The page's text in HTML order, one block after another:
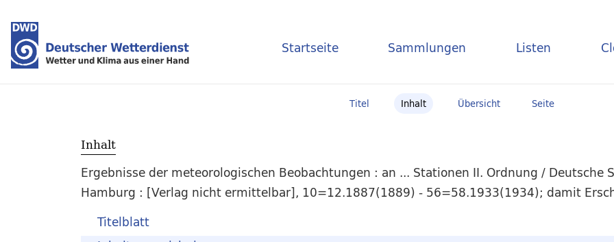
Startseite Sammlungen Listen
Titel Inhalt Übersicht Seite
Inhalt
Ergebnisse der meteorologischen Beobachtungen : an ... Stationen II. Ordnung / Deutsche
Hamburg : [Verlag nicht ermittelbar], 10=12.1887(1889) - 56=58.1933(1934); damit
Titelblatt